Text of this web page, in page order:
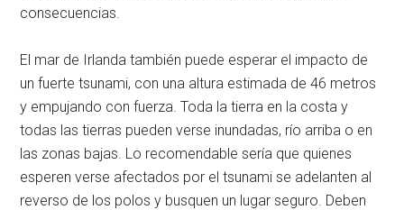
consecuencias.
El mar de Irlanda también puede esperar el impacto de
un fuerte tsunami, con una altura estimada de 46 metros
y empujando con fuerza. Toda la tierra en la costa y
todas las tierras pueden verse inundadas, río arriba o en
las zonas bajas. Lo recomendable sería que quienes
esperen verse afectados por el tsunami se adelanten al
reverso de los polos y busquen un lugar seguro. Deben